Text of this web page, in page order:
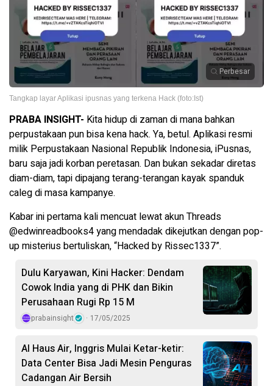
Perbesar
Tangkap layar Aplikasi ipusnas yang terkena Hack (foto:Ist)
PRABA INSIGHT- Kita hidup di zaman di mana bahkan
perpustakaan pun bisa kena hack. Ya, betul. Aplikasi resmi
milik Perpustakaan Nasional Republik Indonesia, iPusnas,
baru saja jadi korban peretasan. Dan bukan sekadar diretas
diam-diam, tapi dipajang terang-terangan kayak spanduk
caleg di masa kampanye.
Kabar ini pertama kali mencuat lewat akun Threads
@edwinreadbooks4 yang mendadak dikejutkan dengan pop-
up misterius bertuliskan, “Hacked by Rissec1337”.
Dulu Karyawan, Kini Hacker: Dendam
Cowok India yang di PHK dan Bikin
Perusahaan Rugi Rp 15 M
prabainsight 17/05/2025
AI Haus Air, Inggris Mulai Ketar-ketir:
Data Center Bisa Jadi Mesin Penguras
Cadangan Air Bersih